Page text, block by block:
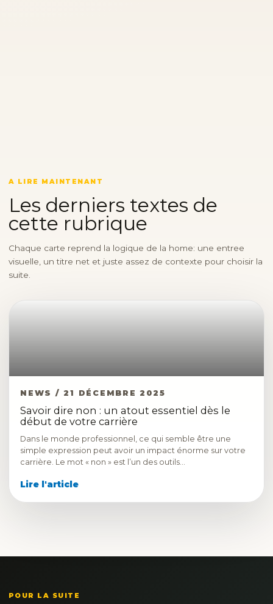
A LIRE MAINTENANT
Les derniers textes de
cette rubrique
Chaque carte reprend la logique de la home: une entree
visuelle, un titre net et juste assez de contexte pour choisir la
suite.
NEWS / 21 DÉCEMBRE 2025
Savoir dire non : un atout essentiel dès le
début de votre carrière
Dans le monde professionnel, ce qui semble être une
simple expression peut avoir un impact énorme sur votre
carrière. Le mot « non » est l’un des outils…
Lire l'article
POUR LA SUITE